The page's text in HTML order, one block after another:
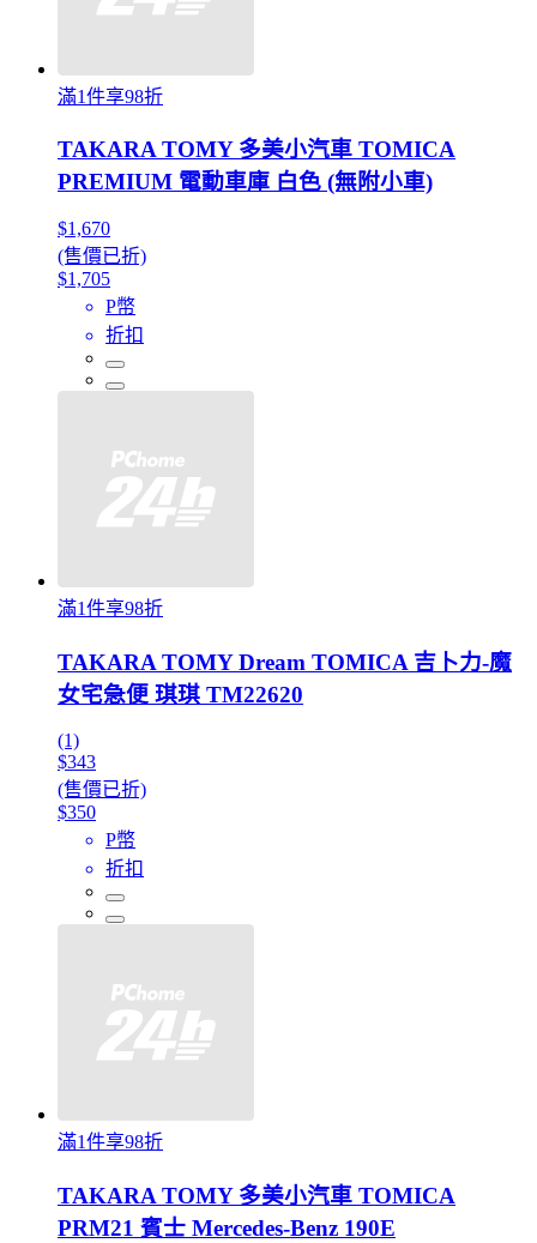
滿1件享98折
TAKARA TOMY 多美小汽車 TOMICA
PREMIUM 電動車庫 白色 (無附小車)
$1,670
(售價已折)
$1,705
P幣
折扣
滿1件享98折
TAKARA TOMY Dream TOMICA 吉卜力-魔
女宅急便 琪琪 TM22620
(1)
$343
(售價已折)
$350
P幣
折扣
滿1件享98折
TAKARA TOMY 多美小汽車 TOMICA
PRM21 賓士 Mercedes-Benz 190E